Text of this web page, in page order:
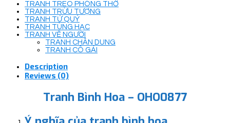
TRANH TREO PHÒNG THỜ
TRANH TRỪU TƯỢNG
TRANH TỨ QUÝ
TRANH TÙNG HẠC
TRANH VẼ NGƯỜI
TRANH CHÂN DUNG
TRANH CÔ GÁI
Description
Reviews (0)
Tranh Bình Hoa – OHO0877